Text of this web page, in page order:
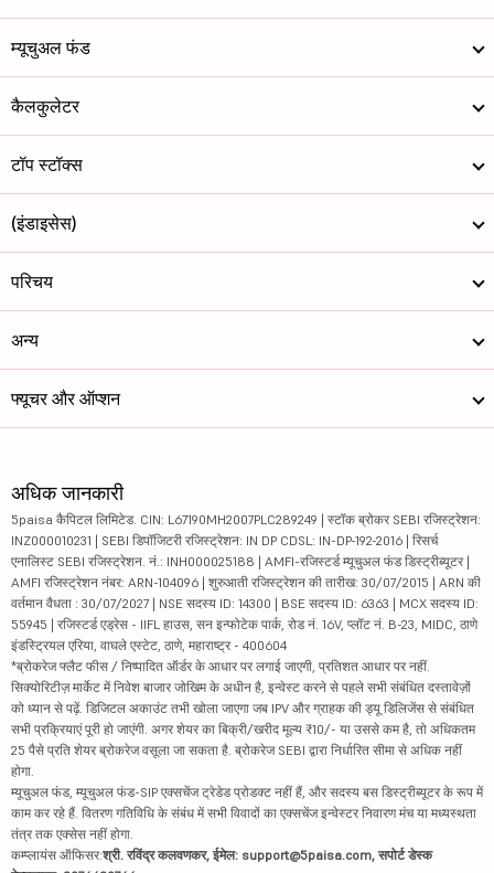
म्यूचुअल फंड
कैलकुलेटर
टॉप स्टॉक्स
(इंडाइसेस)
परिचय
अन्य
फ्यूचर और ऑप्शन
अधिक जानकारी
5paisa कैपिटल लिमिटेड. CIN: L67190MH2007PLC289249 | स्टॉक ब्रोकर SEBI रजिस्ट्रेशन:
INZ000010231 | SEBI डिपॉजिटरी रजिस्ट्रेशन: IN DP CDSL: IN-DP-192-2016 | रिसर्च
एनालिस्ट SEBI रजिस्ट्रेशन. नं.: INH000025188 | AMFI-रजिस्टर्ड म्यूचुअल फंड डिस्ट्रीब्यूटर |
AMFI रजिस्ट्रेशन नंबर: ARN-104096 | शुरुआती रजिस्ट्रेशन की तारीख: 30/07/2015 | ARN की
वर्तमान वैधता : 30/07/2027 | NSE सदस्य ID: 14300 | BSE सदस्य ID: 6363 | MCX सदस्य ID:
55945 | रजिस्टर्ड एड्रेस - IIFL हाउस, सन इन्फोटेक पार्क, रोड नं. 16V, प्लॉट नं. B-23, MIDC, ठाणे
इंडस्ट्रियल एरिया, वाघले एस्टेट, ठाणे, महाराष्ट्र - 400604
*ब्रोकरेज फ्लैट फीस / निष्पादित ऑर्डर के आधार पर लगाई जाएगी, प्रतिशत आधार पर नहीं.
सिक्योरिटीज़ मार्केट में निवेश बाजार जोखिम के अधीन है, इन्वेस्ट करने से पहले सभी संबंधित दस्तावेज़ों
को ध्यान से पढ़ें. डिजिटल अकाउंट तभी खोला जाएगा जब IPV और ग्राहक की ड्यू डिलिजेंस से संबंधित
सभी प्रक्रियाएं पूरी हो जाएंगी. अगर शेयर का बिक्री/खरीद मूल्य ₹10/- या उससे कम है, तो अधिकतम
25 पैसे प्रति शेयर ब्रोकरेज वसूला जा सकता है. ब्रोकरेज SEBI द्वारा निर्धारित सीमा से अधिक नहीं
होगा.
म्यूचुअल फंड, म्यूचुअल फंड-SIP एक्सचेंज ट्रेडेड प्रोडक्ट नहीं हैं, और सदस्य बस डिस्ट्रीब्यूटर के रूप में
काम कर रहे हैं. वितरण गतिविधि के संबंध में सभी विवादों का एक्सचेंज इन्वेस्टर निवारण मंच या मध्यस्थता
तंत्र तक एक्सेस नहीं होगा.
कम्प्लायंस ऑफिसर:श्री. रविंद्र कलवणकर, ईमेल: support@5paisa.com, सपोर्ट डेस्क